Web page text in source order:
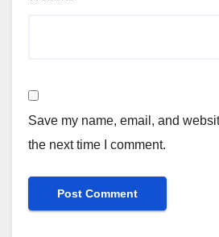
Save my name, email, and
the next time I comment.